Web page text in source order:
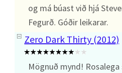
og má búast við hjá
Fegurð. Góðir leikarar.
Zero Dark Thirty (2012)
Mögnuð mynd! Rosalega